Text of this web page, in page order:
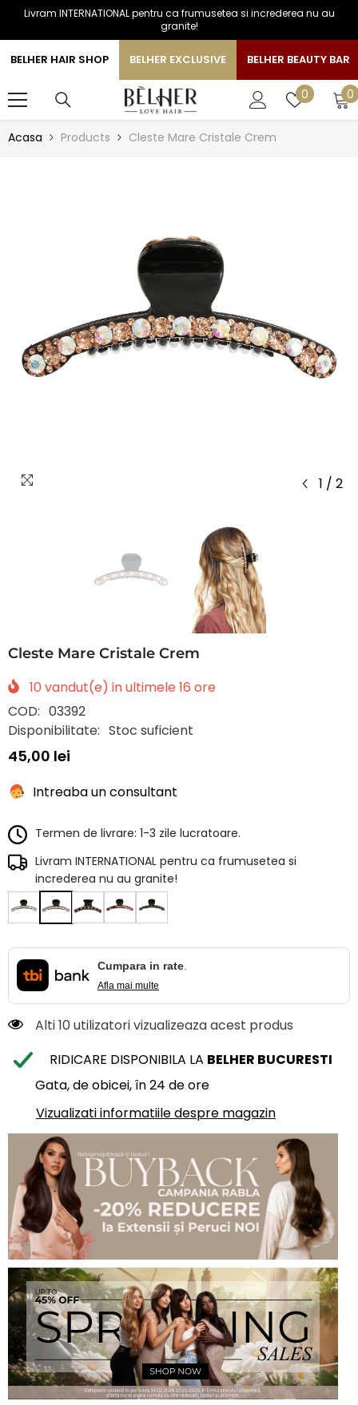
SARI LA CONTINUT
Livram INTERNATIONAL pentru ca frumusetea si increderea nu au
granite!
BELHER HAIR SHOP BELHER EXCLUSIVE BELHER BEAUTY BAR
0 Liste
00
Acasa Products Cleste Mare Cristale Crem
1 / 2
Cleste Mare Cristale Crem
10 vandut(e) in ultimele 16 ore
COD: 03392
Disponibilitate: Stoc suficient
45,00 lei
Intreaba un consultant
Termen de livrare: 1-3 zile lucratoare.
Livram INTERNATIONAL pentru ca frumusetea si
increderea nu au granite!
Cumpara in rate.
Afla mai multe
Alti 10 utilizatori vizualizeaza acest produs
RIDICARE DISPONIBILA LA BELHER BUCURESTI
Gata, de obicei, în 24 de ore
Vizualizati informatiile despre magazin